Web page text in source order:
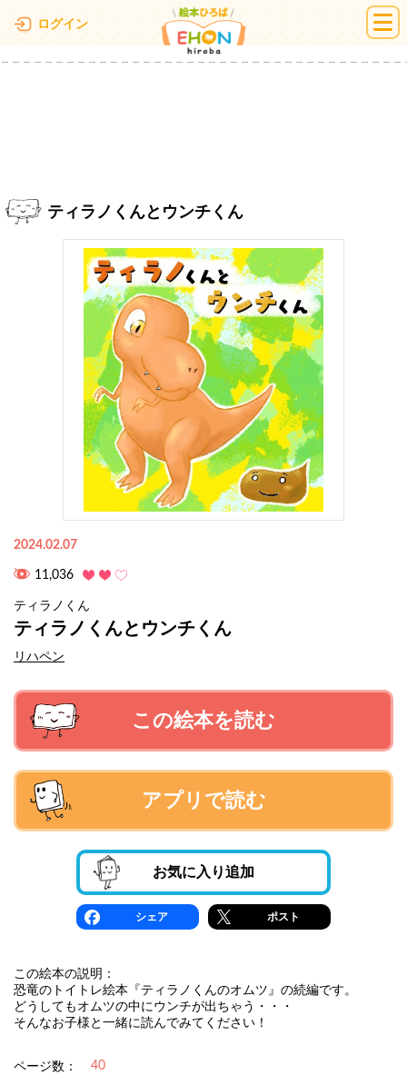
ログイン 絵本ひろば
ティラノくんとウンチくん
2024.02.07
11,036
ティラノくん
ティラノくんとウンチくん
リハペン
この絵本を読む
アプリで読む
お気に入り追加
シェア ポスト
この絵本の説明：
恐竜のトイトレ絵本『ティラノくんのオムツ』の続編です。
どうしてもオムツの中にウンチが出ちゃう・・・
そんなお子様と一緒に読んでみてください！
ページ数： 40